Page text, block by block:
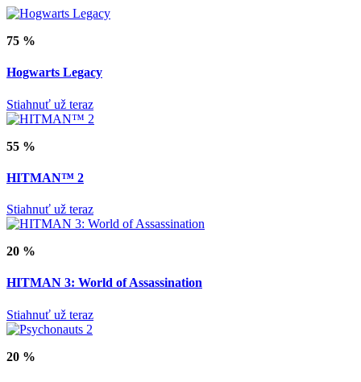
75 %
Hogwarts Legacy
Stiahnuť už teraz
55 %
HITMAN™ 2
Stiahnuť už teraz
20 %
HITMAN 3: World of Assassination
Stiahnuť už teraz
20 %